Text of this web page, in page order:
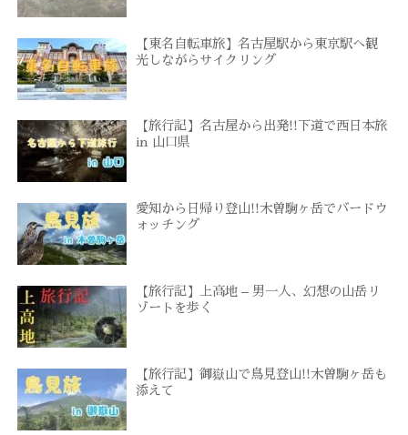
【東名自転車旅】名古屋駅から東京駅へ観
光しながらサイクリング
【旅行記】名古屋から出発!!下道で西日本旅
in 山口県
愛知から日帰り登山!!木曽駒ヶ岳でバードウ
ォッチング
【旅行記】上高地 – 男一人、幻想の山岳リ
ゾートを歩く
【旅行記】御嶽山で鳥見登山!!木曽駒ヶ岳も
添えて